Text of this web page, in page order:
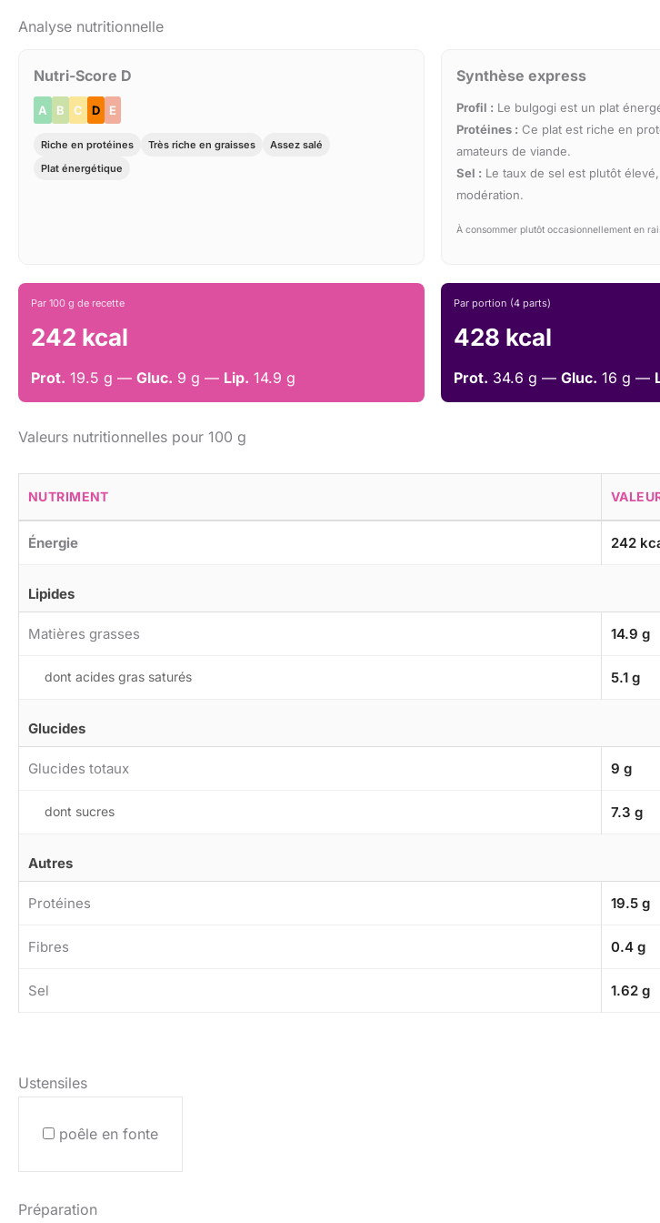
Analyse nutritionnelle
Nutri-Score D
A B C D E
Riche en protéines Très riche en graisses
Assez salé
Plat énergétique
Synthèse express
Profil : Le bulgogi est un plat
Protéines : Ce plat est riche en
amateurs de viande.
Sel : Le taux de sel est plutôt
modération.
À consommer plutôt occasionnellement en
Par 100 g de recette
242 kcal
Prot. 19.5 g — Gluc. 9 g — Lip. 14.9 g
Par portion (4 parts)
428 kcal
Prot. 34.6 g —Gluc. 16 g —
Valeurs nutritionnelles pour 100 g
NUTRIMENT
Énergie 242
Lipides
Matières grasses 14.9 g
dont acides gras saturés 5.1 g
Glucides
Glucides totaux 9 g
dont sucres 7.3 g
Autres
Protéines 19.5 g
Fibres 0.4 g
Sel 1.62 g
Ustensiles
poêle en fonte
Préparation